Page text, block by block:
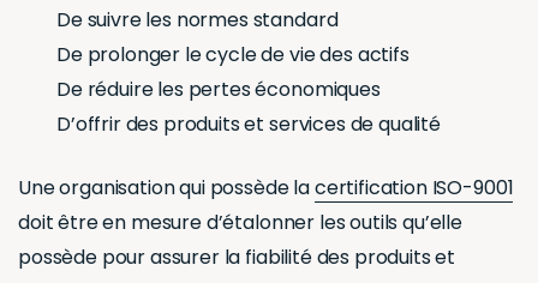
De suivre les normes standard
De prolonger le cycle de vie des actifs
De réduire les pertes économiques
D’offrir des produits et services de qualité
Une organisation qui possède lacertification ISO-9001
doit être en mesure d’étalonner les outils qu’elle
possède pour assurer la fiabilité des produits et